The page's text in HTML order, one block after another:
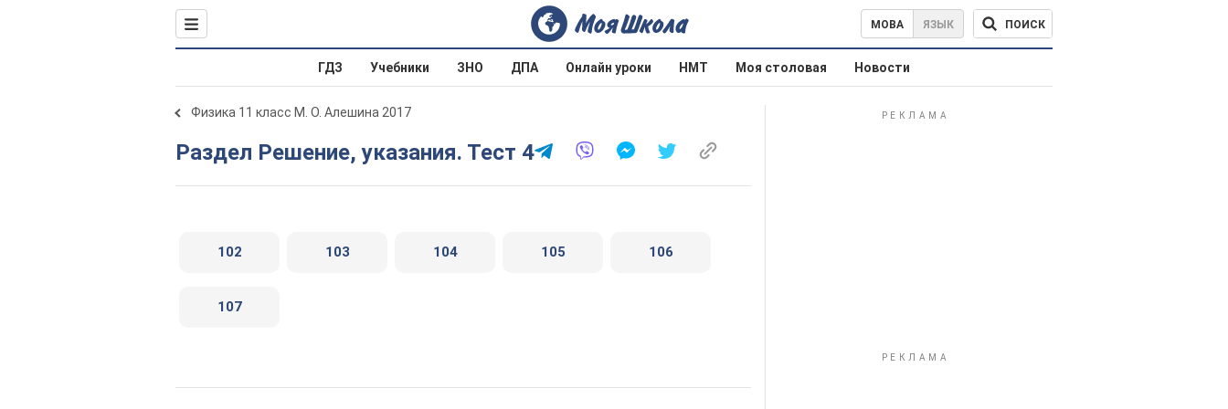
МОВА ЯЗЫК ПОИСК
ГДЗ Учебники ЗНО ДПА Онлайн уроки НМТ Моя столовая Новости
Физика 11 класс М. О. Алешина 2017
Раздел Решение, указания. Тест 4
102 103 104 105 106
107